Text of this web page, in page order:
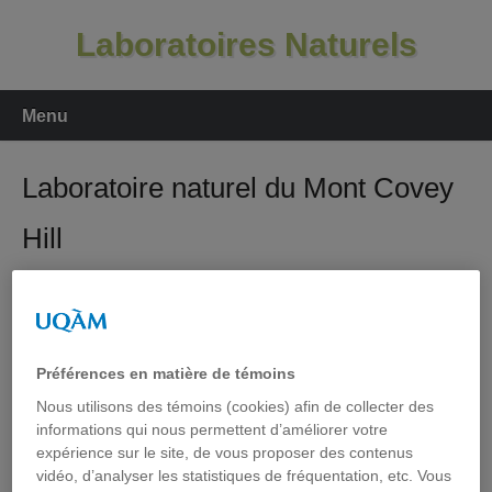
Laboratoires Naturels
Menu
Laboratoire naturel du Mont Covey
Hill
Mission
composantes des écosystèmes du mont Covey Hill afin
de mieux comprendre leur fonctionnement, de connaître
les impacts des pressions humaines et naturelles sur
Préférences en matière de témoins
Nous utilisons des témoins (cookies) afin de collecter des
informations qui nous permettent d’améliorer votre
expérience sur le site, de vous proposer des contenus
vidéo, d’analyser les statistiques de fréquentation, etc. Vous